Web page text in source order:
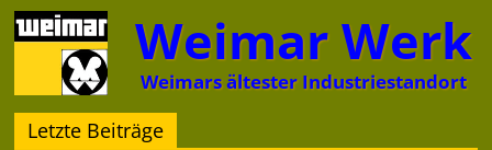
Zum
Inhalt
springen
Weimar Werk
Weimars ältester Industriestandort
Letzte Beiträge